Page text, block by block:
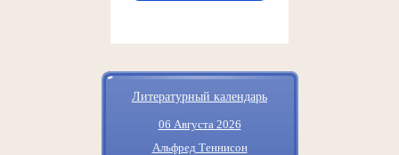
Литературный календарь
06 Августа 2026
Альфред Теннисон